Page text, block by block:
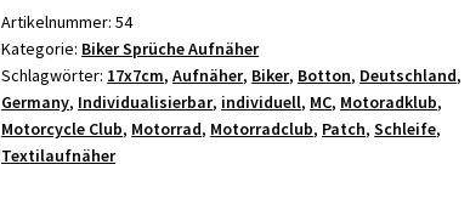
Menge
Artikelnummer:54
Kategorie: Biker Sprüche Aufnäher
Schlagwörter: 17x7cm,Aufnäher, Biker, Botton, Deutschland,
Germany, Individualisierbar, individuell, MC, Motoradklub,
Motorcycle Club, Motorrad, Motorradclub, Patch,Schleife,
Textilaufnäher